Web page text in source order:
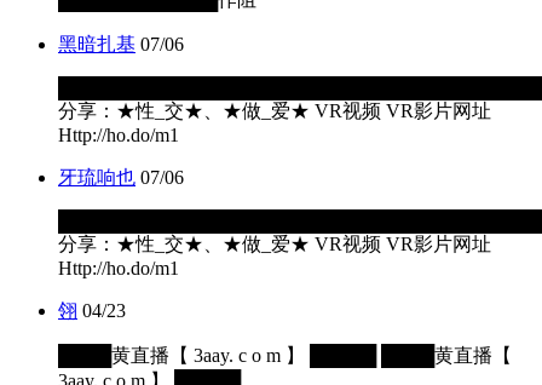
黑暗扎基 07/06
分享：★性_交★、★做_爱★ VR视频 VR影片网址
Http://ho.do/m1
牙琉响也 07/06
分享：★性_交★、★做_爱★ VR视频 VR影片网址
Http://ho.do/m1
翎 04/23
████黄直播【 3aay. c o m 】 █████ ████黄直播【
3aay. c o m 】 █████